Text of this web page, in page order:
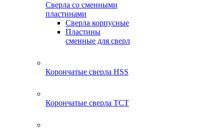
Сверла со сменными
пластинами
Сверла корпусные
Пластины
сменные для сверл
Корончатые сверла HSS
Корончатые сверла TCT